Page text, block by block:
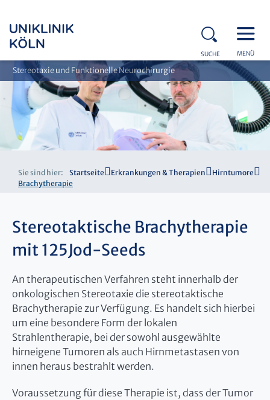
SUCHE MENÜ
Stereotaxie und Funktionelle Neurochirurgie
Sie sind hier: Startseite Erkrankungen & Therapien
Hirntumore
Brachytherapie
Stereotaktische Brachytherapie
mit 125Jod-Seeds
An therapeutischen Verfahren steht innerhalb der
onkologischen Stereotaxie die stereotaktische
Brachytherapie zur Verfügung. Es handelt sich hierbei
um eine besondere Form der lokalen
Strahlentherapie, bei der sowohl ausgewählte
hirneigene Tumoren als auch Hirnmetastasen von
innen heraus bestrahlt werden.
Voraussetzung für diese Therapie ist, dass der Tumor